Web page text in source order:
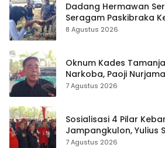
Dadang Hermawan
Seragam Paskibraka
8 Agustus 2026
Oknum Kades
Narkoba, Paoji
Calon Kades Diperketat
7 Agustus 2026
Sosialisasi 4 Pilar
Jampangkulon, Yulius
Pentingnya Persatuan
7 Agustus 2026